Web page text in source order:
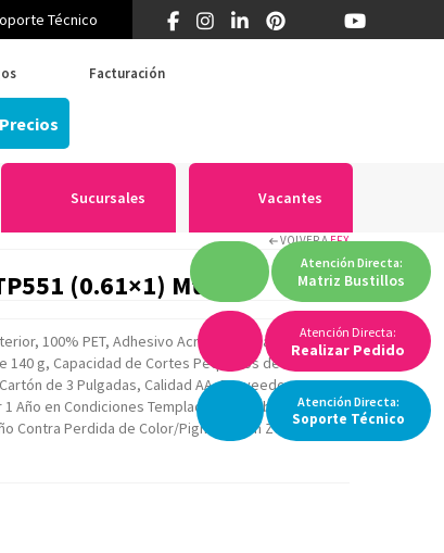
¿Primera vez en Think? 55 5519 5346
Técnico
Atención Directa:
Realizar Pedido
Facturación
AtenciónDirecta:
Soporte Técnico
Sucursales Vacantes
Atención Directa:
Matriz Bustillos
VOLVER AEFX
(0.61×1) Mt
100% PET, Adhesivo Acrílico Permanente
g, Capacidad de Cortes Pequeños de Hasta 1
de 3 Pulgadas, Calidad AA, Proveedor
Año en Condiciones Templadas de Ambiente,
Contra Perdida de Color/Pigmento en Zonas